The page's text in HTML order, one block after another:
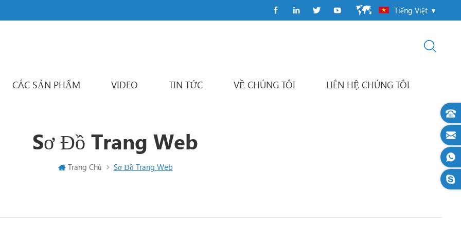
Tiếng Việt
CÁC SẢN PHẨM VIDEO TIN TỨC VỀ CHÚNG TÔI LIÊN HỆ CHÚNG TÔI
Sơ Đồ Trang Web
Trang Chủ Sơ Đồ Trang Web